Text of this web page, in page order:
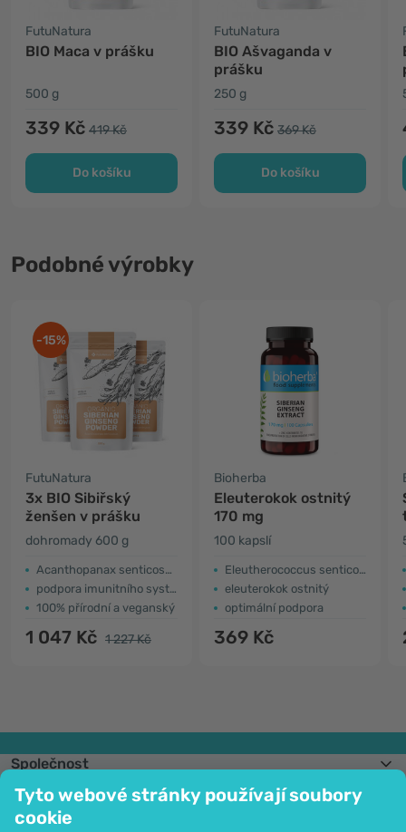
Tyto webové stránky používají soubory
cookie
FutuNatura
BIO Maca v prášku
500 g
339 Kč 419 Kč
Do košíku
FutuNatura
BIO Ašvaganda v
prášku
250 g
339 Kč 369 Kč
Do košíku
Podobné výrobky
-15%
FutuNatura
3x BIO Sibiřský
ženšen v prášku
dohromady 600 g
Acanthopanax senticosus
podpora imunitního systému
100% přírodní a veganský
1 047 Kč 1 227 Kč
Bioherba
Eleuterokok ostnitý
170 mg
100 kapslí
Eleutherococcus senticosus
eleuterokok ostnitý
optimální podpora
369 Kč
Společnost
Informace
Připojte se k nám
Pomoc a objednávky